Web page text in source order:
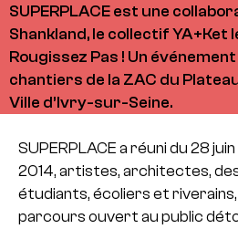
SUPERPLACE est une
Shankland, le collectif YA+Ket
Rougissez Pas ! Un
chantiers de la ZAC du
Ville d’Ivry-sur-Seine.
SUPERPLACE a réuni du 28 juin
2014, artistes, architectes,
étudiants, écoliers et
parcours ouvert au public